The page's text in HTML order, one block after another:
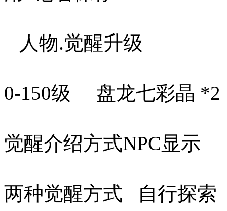
人物.觉醒升级
0-150级 盘龙七彩晶
觉醒介绍方式NPC显示
两种觉醒方式 自行探索